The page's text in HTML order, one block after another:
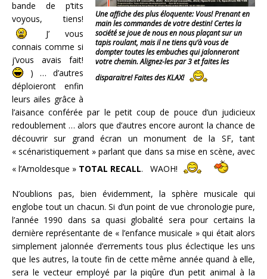
Une affiche des plus éloquente: Vous! Prenant en
main les commandes de votre destin! Certes la
société se joue de nous en nous plaçant sur un
tapis roulant, mais il ne tiens qu’à vous de
dompter toutes les embuches qui jalonneront
votre chemin. Alignez-les par 3 et faites les
disparaitre! Faites des KLAX!
bande de p’tits
voyous, tiens!
J’ vous
connais comme si
j’vous avais fait!
) … d’autres
déploieront enfin
leurs ailes grâce à
l’aisance conférée par le petit coup de pouce d’un judicieux
redoublement … alors que d’autres encore auront la chance de
découvrir sur grand écran un monument de la SF, tant
« scénaristiquement » parlant que dans sa mise en scène, avec
« l’Arnoldesque » TOTAL RECALL. WAOH!
N’oublions pas, bien évidemment, la sphère musicale qui
englobe tout un chacun. Si d’un point de vue chronologie pure,
l’année 1990 dans sa quasi globalité sera pour certains la
dernière représentante de « l’enfance musicale » qui était alors
simplement jalonnée d’errements tous plus éclectique les uns
que les autres, la toute fin de cette même année quand à elle,
sera le vecteur employé par la piqûre d’un petit animal à la